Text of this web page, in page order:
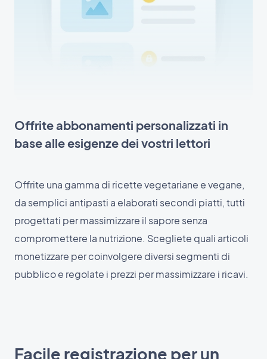
Offrite abbonamenti personalizzati in
base alle esigenze dei vostri lettori
Offrite una gamma di ricette vegetariane e vegane,
da semplici antipasti a elaborati secondi piatti, tutti
progettati per massimizzare il sapore senza
compromettere la nutrizione. Scegliete quali articoli
monetizzare per coinvolgere diversi segmenti di
pubblico e regolate i prezzi per massimizzare i ricavi.
Facile registrazione per un